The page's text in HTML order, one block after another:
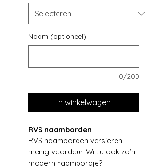
Naam (optioneel)
0/200
In winkelwagen
RVS naamborden
RVS naamborden versieren
menig voordeur. Wilt u ook zo’n
modern naambordje?